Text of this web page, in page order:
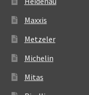
Maxxis
Metzeler
Michelin
Mitas